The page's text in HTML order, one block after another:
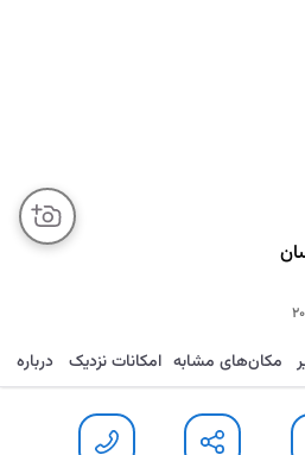
ارسال تماس مکان‌های مشابه امکانات نزدیک درباره